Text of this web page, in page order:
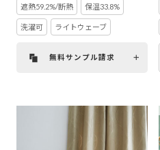
遮熱59.2%/断熱 保温33.8%
洗濯可 ライトウェーブ
無料サンプル請求